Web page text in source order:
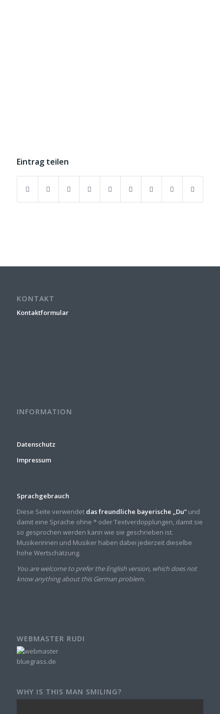
Eintrag teilen
KONTAKT
Kontaktformular
INFORMATION
Datenschutz
Impressum
Sprachgebrauch
Diese Seite verwendet das freundliche bayerische „Du“und
damit eine Sprache ohne * oder Textverdopplungen, damit sie
so gesprochen werden kann wie sie geschrieben ist.
Musikerinnen und Musiker haben dabei jederzeit dieselbe
hohe Wertschätzung.
You are welcome to prefer the English version, which does not
know anything about this German problem.
WEBMASTER RUDI
WHY IS THIS MAN SMILING?